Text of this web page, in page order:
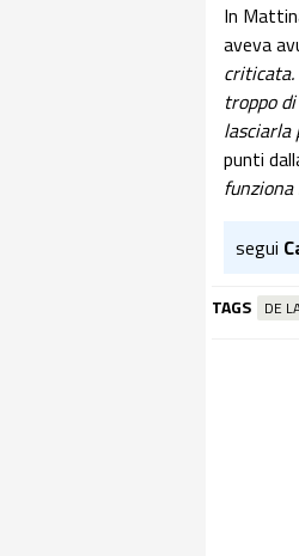
In
aveva
criticata.
troppo
lasciarla
punti
segui
TAGS DE